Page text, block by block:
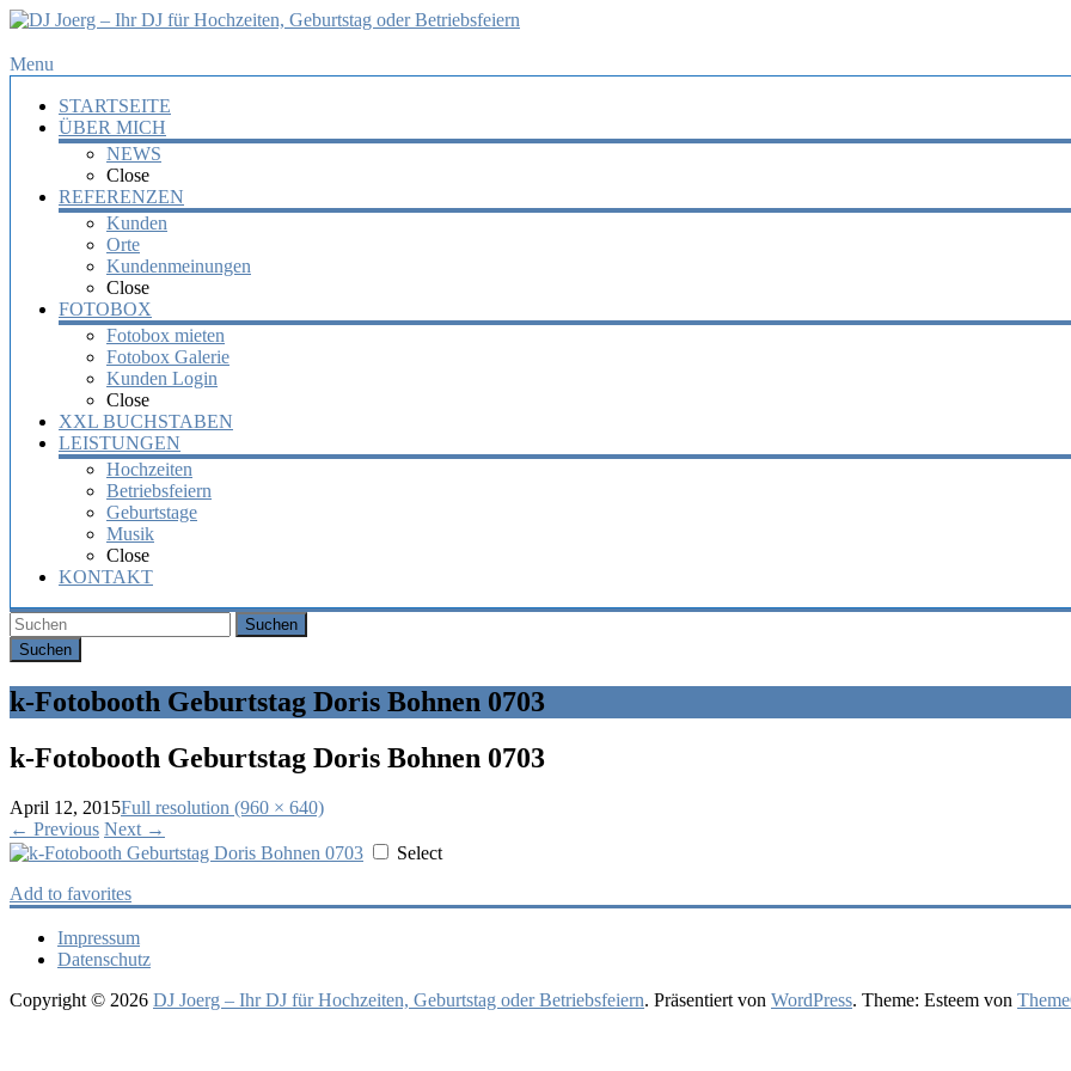
DJ
Hochzeiten,
Geburtstag
Betriebsfeiern
Geburtstag
oder
Firmenfeier.
Menu
STARTSEITE
ÜBER MICH
NEWS
Close
REFERENZEN
Kunden
Orte
Kundenmeinungen
Close
FOTOBOX
Fotobox mieten
Fotobox Galerie
Kunden Login
Close
XXL BUCHSTABEN
LEISTUNGEN
Hochzeiten
Betriebsfeiern
Geburtstage
Musik
Close
KONTAKT
Suchen
k-Fotobooth Geburtstag Doris Bohnen 0703
k-Fotobooth Geburtstag Doris Bohnen 0703
April 12, 2015Full resolution (960 × 640)
← Previous Next →
Select
Add to favorites
Impressum
Datenschutz
Copyright © 2026 DJ Joerg – Ihr DJ für Hochzeiten, Geburtstag oder Betriebsfeiern. Präsentiert von WordPress. Theme: Esteem von